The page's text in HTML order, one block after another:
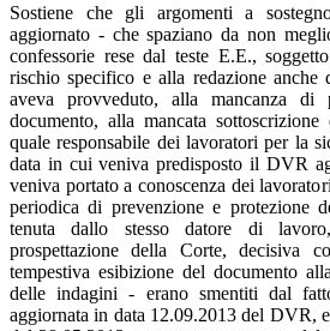
Sostiene che gli argomenti a
aggiornato - che spaziano da non
confessorie rese dal teste E.E.,
rischio specifico e alla redazione anche
aveva provveduto, alla mancanza
documento, alla mancata
quale responsabile dei lavoratori per la
data in cui veniva predisposto il DVR
veniva portato a conoscenza dei
periodica di prevenzione e protezione
tenuta dallo stesso datore di
prospettazione della Corte, decisiva
tempestiva esibizione del documento
delle indagini - erano smentiti dal
aggiornata in data 12.09.2013 del DVR,